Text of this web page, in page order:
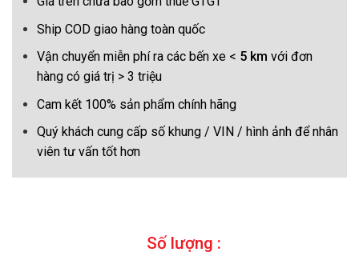
Ship COD giao hàng toàn quốc
Vận chuyển miễn phí ra các bến xe < 5 km với đơn
hàng có giá trị > 3 triệu
Cam kết 100% sản phẩm chính hãng
Quý khách cung cấp số khung / VIN / hình ảnh để nhân
viên tư vấn tốt hơn
Số lượng :